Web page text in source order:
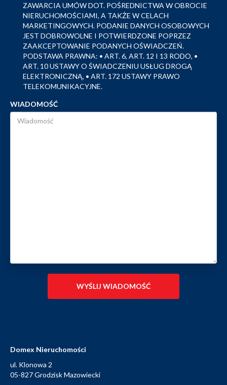
ZAWARCIA UMÓW DOT. POŚREDNICTWA W OBROCIE
NIERUCHOMOŚCIAMI, A TAKŻE W CELACH
MARKETINGOWYCH. PODANIE DANYCH OSOBOWYCH
JEST DOBROWOLNE I POTWIERDZONE POPRZEZ
ZAAKCEPTOWANIE PODANYCH OŚWIADCZEŃ.
PODSTAWA PRAWNA: • ART. 6, ART. 12 I 13 RODO, •
ART. 10 USTAWY O ŚWIADCZENIU USŁUG DROGĄ
ELEKTRONICZNĄ, • ART. 172 USTAWY PRAWO
TELEKOMUNIKACYJNE.
WIADOMOŚĆ
Domex Nieruchomości
ul. Klonowa 2
05-827 Grodzisk Mazowiecki